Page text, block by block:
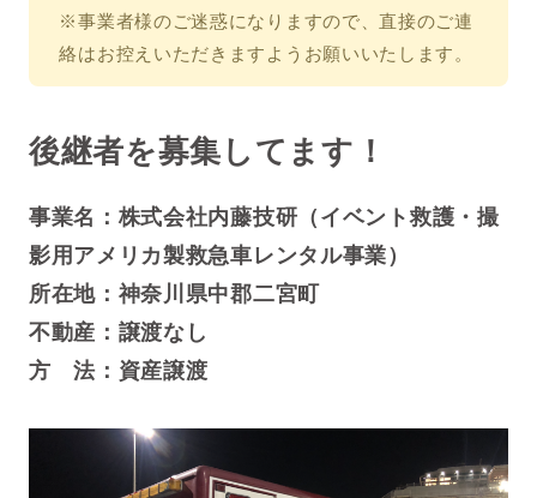
※事業者様のご迷惑になりますので、直接のご連
絡はお控えいただきますようお願いいたします。
後継者を募集してます！
事業名：株式会社内藤技研（ イベント救護・撮
影用アメリカ製救急車レンタル事業）
所在地：神奈川県中郡二宮町
不動産：譲渡なし
方 法：資産譲渡